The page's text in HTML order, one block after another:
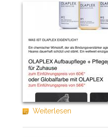
Weiterlesen